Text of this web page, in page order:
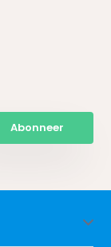
Abonneer